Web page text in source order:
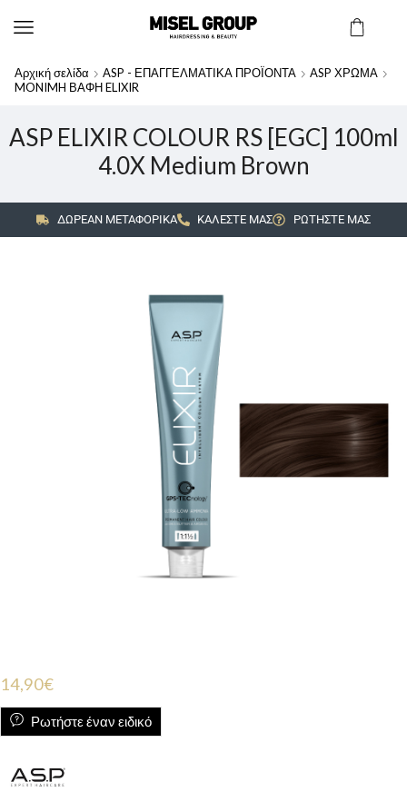
Αρχική σελίδα ASP - ΕΠΑΓΓΕΛΜΑΤΙΚΑ ΠΡΟΪΟΝΤΑ
ASP ΧΡΩΜΑ
MONIMH ΒΑΦΗ ELIXIR
ASP ELIXIR COLOUR RS [EGC] 100ml
4.0X Medium Brown
ΔΩΡΕΑΝ ΜΕΤΑΦΟΡΙΚΑ ΚΑΛΕΣΤΕ ΜΑΣ ΡΩΤΗΣΤΕ ΜΑΣ
14,90€
Ρωτήστε έναν ειδικό